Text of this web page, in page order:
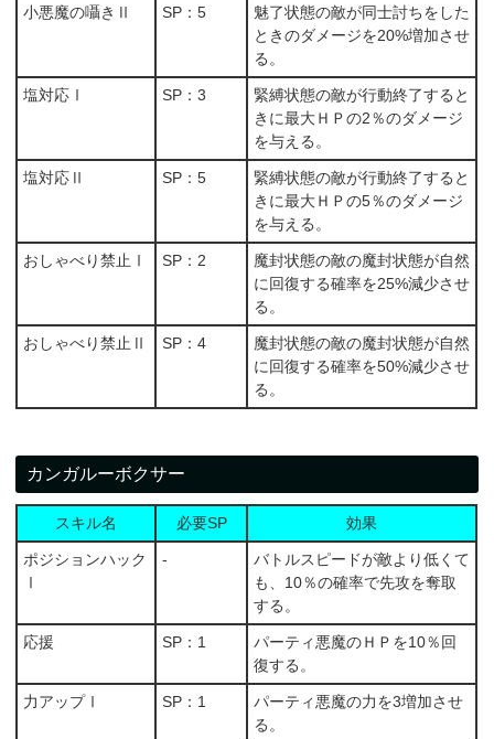
小悪魔の囁きⅡ SP：5
魅了状態の敵が同士討ちをした
ときのダメージを20%増加させ
る。
塩対応Ⅰ SP：3
緊縛状態の敵が行動終了すると
きに最大ＨＰの2％のダメージ
を与える。
塩対応Ⅱ SP：5
緊縛状態の敵が行動終了すると
きに最大ＨＰの5％のダメージ
を与える。
おしゃべり禁止Ⅰ SP：2
魔封状態の敵の魔封状態が自然
に回復する確率を25%減少させ
る。
おしゃべり禁止Ⅱ SP：4
魔封状態の敵の魔封状態が自然
に回復する確率を50%減少させ
る。
カンガルーボクサー
スキル名 必要SP 効果
ポジションハック
Ⅰ
-
バトルスピードが敵より低くて
も、10％の確率で先攻を奪取
する。
応援 SP：1
パーティ悪魔のＨＰを10％回
復する。
力アップⅠ SP：1
パーティ悪魔の力を3増加させ
る。